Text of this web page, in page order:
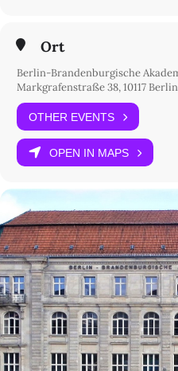
Ort
Berlin-Brandenburgische
Markgrafenstraße 38, 10117 Berlin
OTHER EVENTS
OPEN IN MAPS